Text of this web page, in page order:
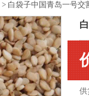
> 白袋子中国青岛一号
供